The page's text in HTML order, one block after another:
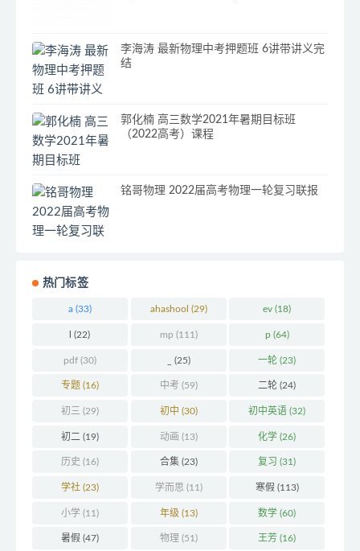
李海涛 最新物理中考押题班 6讲带讲义完
结
郭化楠 高三数学2021年暑期目标班
（2022高考）课程
铭哥物理 2022届高考物理一轮复习联报
热门标签
a(33) ahashool (29) ev (18)
(22) mp (111) p(64)
pdf(30) (25) 一轮 (23)
专题 (16) 中考 (59) 二轮 (24)
初三 (29) 初中 (30) 初中英语 (32)
初二 (19) 动画 (13) 化学 (26)
历史 (16) 合集(23) 复习 (31)
学社(23) 学而思 (11) 寒假 (113)
小学(11) 年级 (13) 数学 (60)
暑假 (47) 物理 (51) 王芳 (16)